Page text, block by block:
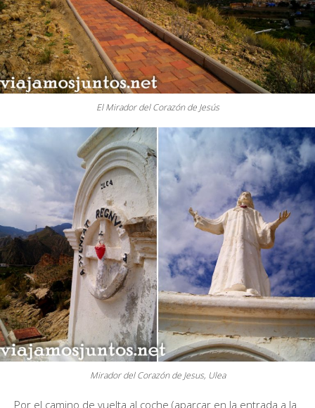
El Mirador del Corazón de Jesús
Mirador del Corazón de Jesus, Ulea
Por el camino de vuelta al coche (aparcar en la entrada a la